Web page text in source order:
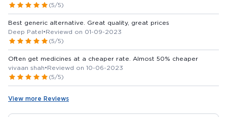
monthly medicine from other medicine stores should visit medkart
and convert to generic medicine........ Best of luck medkart
(5/5)
Best generic alternative. Great quality, great prices
Deep Patel•Reviewd on 01-09-2023
(5/5)
Often get medicines at a cheaper rate. Almost 50% cheaper
vivaan shah•Reviewd on 10-06-2023
(5/5)
View more Reviews